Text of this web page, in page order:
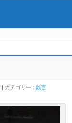
カテゴリー : 戯言